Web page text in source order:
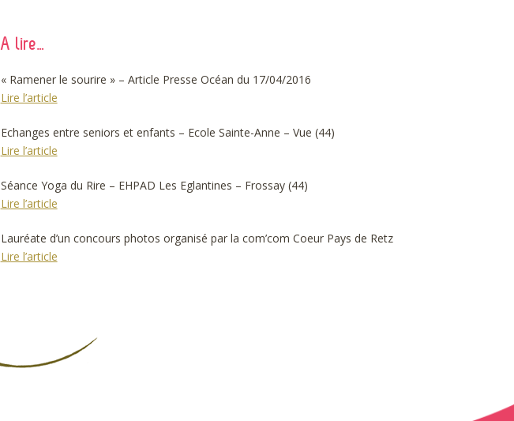
A lire…
« Ramener le sourire » – Article Presse Océan du 17/04/2016
Lire l’article
Echanges entre seniors et enfants – Ecole Sainte-Anne – Vue (44)
Lire l’article
Séance Yoga du Rire – EHPAD Les Eglantines – Frossay (44)
Lire l’article
Lauréate d’un concours photos organisé par la com’com Coeur Pays de Retz
Lire l’article